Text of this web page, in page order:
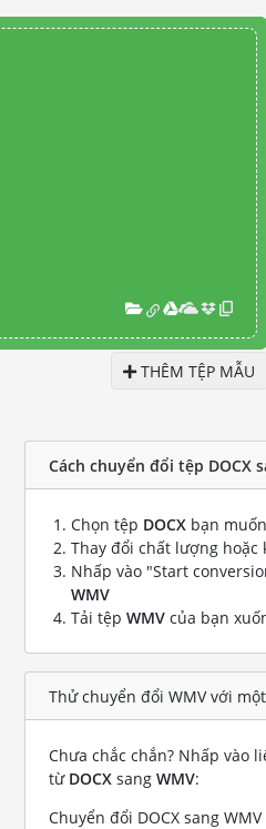
THÊM TỆP MẪU
Cách chuyển đổi tệp DOCX
Chọn tệp DOCX bạn
Thay đổi chất lượng
Nhấp vào "Start
WMV
Tải tệp WMV của bạn
Thử chuyển đổi WMV với
Chưa chắc chắn? Nhấp vào
từ DOCX sang WMV:
Chuyển đổi DOCX sang